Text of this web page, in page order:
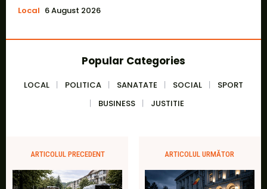
Local 6 August 2026
Popular Categories
LOCAL POLITICA SANATATE SOCIAL
SPORT
BUSINESS
JUSTITIE
ARTICOLUL PRECEDENT ARTICOLUL URMĂTOR